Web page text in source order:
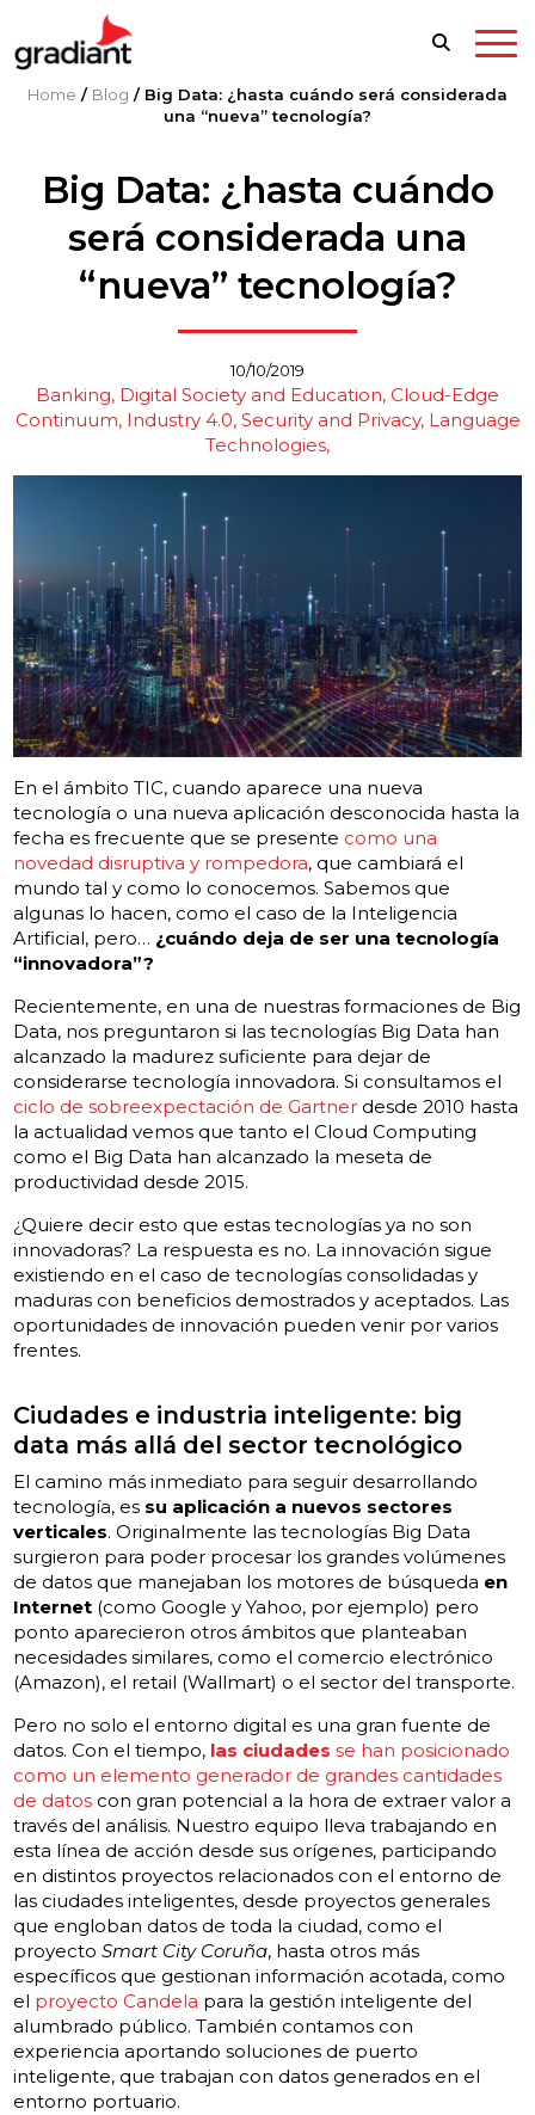
Home / Blog / Big Data: ¿hasta cuándo será considerada
una “nueva” tecnología?
Big Data: ¿hasta cuándo
será considerada una
“nueva” tecnología?
10/10/2019
Banking, Digital Society and Education Cloud-Edge
Continuum Industry 4.0 Security and Privacy Language
Technologies
En el ámbito TIC, cuando aparece una nueva
tecnología o una nueva aplicación desconocida hasta la
fecha es frecuente que se presente como una
novedad disruptiva y rompedora, que cambiará el
mundo tal y como lo conocemos. Sabemos que
algunas lo hacen, como el caso de la Inteligencia
Artificial, pero… ¿cuándo deja de ser una tecnología
“innovadora”?
Recientemente, en una de nuestras formaciones de Big
Data, nos preguntaron si las tecnologías Big Data han
alcanzado la madurez suficiente para dejar de
considerarse tecnología innovadora. Si consultamos el
ciclo de sobreexpectación de Gartner desde 2010 hasta
la actualidad vemos que tanto el Cloud Computing
como el Big Data han alcanzado la meseta de
productividad desde 2015.
¿Quiere decir esto que estas tecnologías ya no son
innovadoras? La respuesta es no. La innovación sigue
existiendo en el caso de tecnologías consolidadas y
maduras con beneficios demostrados y aceptados. Las
oportunidades de innovación pueden venir por varios
frentes.
Ciudades e industria inteligente: big
data más allá del sector tecnológico
El camino más inmediato para seguir desarrollando
tecnología, es su aplicación a nuevos sectores
verticales. Originalmente las tecnologías Big Data
surgieron para poder procesar los grandes volúmenes
de datos que manejaban los motores de búsqueda en
Internet (como Google y Yahoo, por ejemplo) pero
ponto aparecieron otros ámbitos que planteaban
necesidades similares, como el comercio electrónico
(Amazon), el retail (Wallmart) o el sector del transporte.
Pero no solo el entorno digital es una gran fuente de
datos. Con el tiempo, las ciudades se han posicionado
como un elemento generador de grandes cantidades
de datos con gran potencial a la hora de extraer valor a
través del análisis. Nuestro equipo lleva trabajando en
esta línea de acción desde sus orígenes, participando
en distintos proyectos relacionados con el entorno de
las ciudades inteligentes, desde proyectos generales
que engloban datos de toda la ciudad, como el
proyectoSmart City Coruña, hasta otros más
específicos que gestionan información acotada, como
el proyecto Candela para la gestión inteligente del
alumbrado público. También contamos con
experiencia aportando soluciones de puerto
inteligente, que trabajan con datos generados en el
entorno portuario.